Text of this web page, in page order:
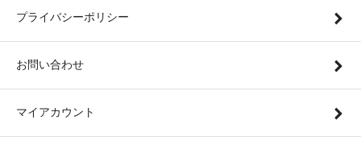
プライバシーポリシー
お問い合わせ
マイアカウント